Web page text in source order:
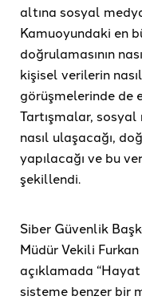
altına sosyal
Kamuoyundaki en
doğrulamasının
kişisel verilerin
görüşmelerinde de
Tartışmalar,
nasıl ulaşacağı,
yapılacağı ve bu
şekillendi.
Siber Güvenlik
Müdür Vekili
açıklamada “Hayat
sisteme benzer bir